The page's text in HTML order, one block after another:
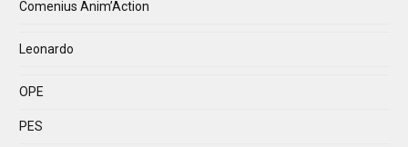
Comenius Anim’Action
Leonardo
OPE
PES